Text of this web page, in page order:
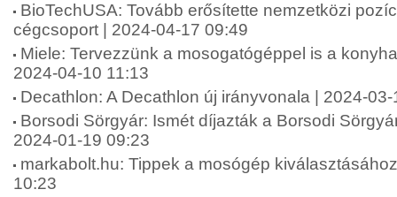
BioTechUSA: Tovább erősítette nemzetközi
cégcsoport | 2024-04-17 09:49
Miele: Tervezzünk a mosogatógéppel is a
2024-04-10 11:13
Decathlon: A Decathlon új irányvonala | 2024-
Borsodi Sörgyár: Ismét díjazták a Borsodi
2024-01-19 09:23
markabolt.hu: Tippek a mosógép
10:23